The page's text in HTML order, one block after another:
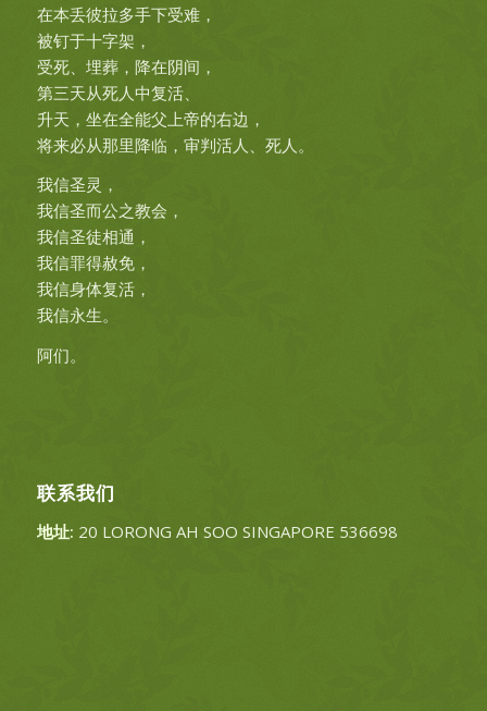
在本丢彼拉多手下受难，
被钉于十字架，
受死、埋葬，降在阴间，
第三天从死人中复活、
升天，坐在全能父上帝的右边，
将来必从那里降临，审判活人、死人。
我信圣灵，
我信圣而公之教会，
我信圣徒相通，
我信罪得赦免，
我信身体复活，
我信永生。
阿们。
联系我们
地址: 20 LORONG AH SOO SINGAPORE 536698